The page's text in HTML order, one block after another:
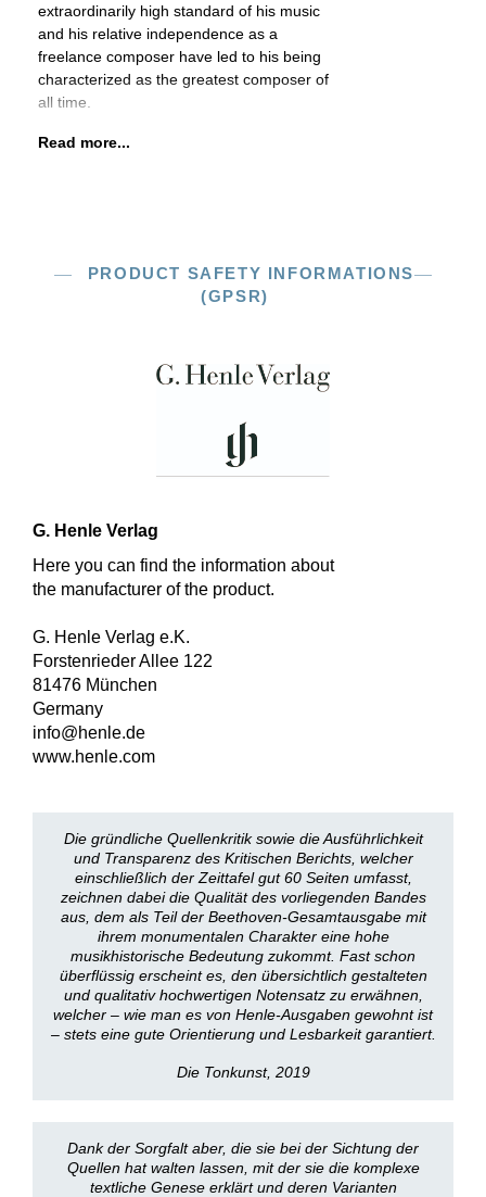
extraordinarily high standard of his music
and his relative independence as a
freelance composer have led to his being
characterized as the greatest composer of
all time.
Read more...
PRODUCT SAFETY INFORMATIONS
(GPSR)
G. Henle Verlag
Here you can find the information about
the manufacturer of the product.
G. Henle Verlag e.K.
Forstenrieder Allee 122
81476 München
Germany
info@henle.de
www.henle.com
Die gründliche Quellenkritik sowie die Ausführlichkeit
und Transparenz des Kritischen Berichts, welcher
einschließlich der Zeittafel gut 60 Seiten umfasst,
zeichnen dabei die Qualität des vorliegenden Bandes
aus, dem als Teil der Beethoven-Gesamtausgabe mit
ihrem monumentalen Charakter eine hohe
musikhistorische Bedeutung zukommt. Fast schon
überflüssig erscheint es, den übersichtlich gestalteten
und qualitativ hochwertigen Notensatz zu erwähnen,
welcher – wie man es von Henle-Ausgaben gewohnt ist
– stets eine gute Orientierung und Lesbarkeit garantiert.
Die Tonkunst, 2019
Dank der Sorgfalt aber, die sie bei der Sichtung der
Quellen hat walten lassen, mit der sie die komplexe
textliche Genese erklärt und deren Varianten